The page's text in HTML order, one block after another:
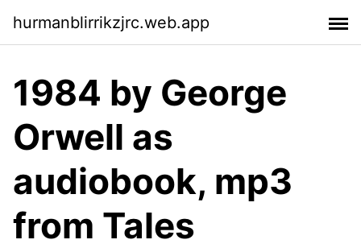
hurmanblirrikzjrc.web.app
1984 by George
Orwell as
audiobook, mp3
from Tales